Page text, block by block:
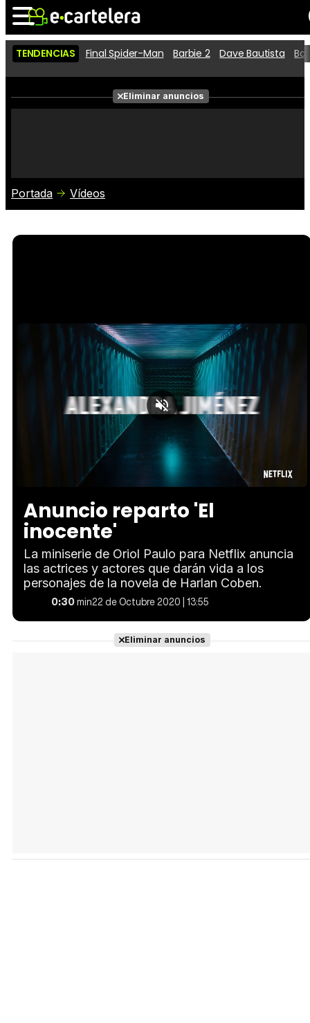
Noticias Cartelera
Películas
Críticas
TENDENCIAS Final Spider-Man Barbie 2 Dave Bautista
Eliminar anuncios
Portada Vídeos
Unmute
100.00%
Anuncio reparto 'El
inocente'
La miniserie de Oriol Paulo para Netflix anuncia
las actrices y actores que darán vida a los
personajes de la novela de Harlan Coben.
0:30min22 de Octubre 2020 | 13:55
Eliminar anuncios